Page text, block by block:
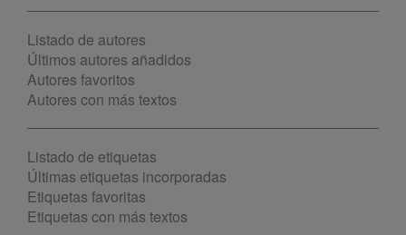
Listado de autores
Últimos autores añadidos
Autores favoritos
Autores con más textos
Listado de etiquetas
Últimas etiquetas incorporadas
Etiquetas favoritas
Etiquetas con más textos